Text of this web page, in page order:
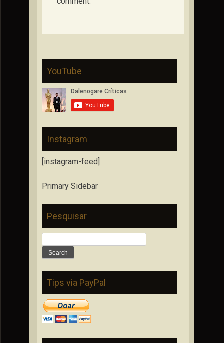
YouTube
Instagram
[instagram-feed]
Primary Sidebar
Pesquisar
for:
Tips via PayPal